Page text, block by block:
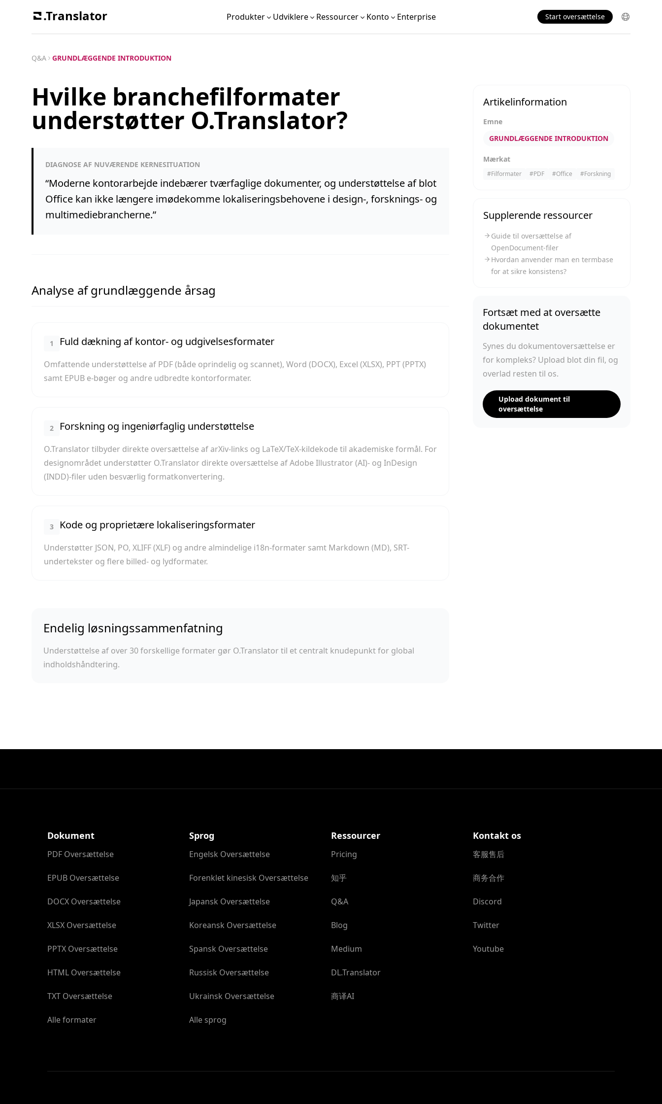
.Translator Produkter Udviklere Ressourcer Konto Enterprise Start oversættelse
Q&A GRUNDLÆGGENDE INTRODUKTION
Hvilke branchefilformater
understøtter O.Translator?
DIAGNOSE AF NUVÆRENDE KERNESITUATION
“Moderne kontorarbejde indebærer tværfaglige dokumenter, og understøttelse af blot
Office kan ikke længere imødekomme lokaliseringsbehovene i design-, forsknings- og
multimediebrancherne.”
Analyse af grundlæggende årsag
1 Fuld dækning af kontor- og udgivelsesformater
Omfattende understøttelse af PDF (både oprindelig og scannet), Word (DOCX), Excel (XLSX), PPT (PPTX)
samt EPUB e-bøger og andre udbredte kontorformater.
2 Forskning og ingeniørfaglig understøttelse
O.Translator tilbyder direkte oversættelse af arXiv-links og LaTeX/TeX-kildekode til akademiske formål. For
designområdet understøtter O.Translator direkte oversættelse af Adobe Illustrator (AI)- og InDesign
(INDD)-filer uden besværlig formatkonvertering.
3 Kode og proprietære lokaliseringsformater
Understøtter JSON, PO, XLIFF (XLF) og andre almindelige i18n-formater samt Markdown (MD), SRT-
undertekster og flere billed- og lydformater.
Endelig løsningssammenfatning
Understøttelse af over 30 forskellige formater gør O.Translator til et centralt knudepunkt for global
indholdshåndtering.
Artikelinformation
Emne
GRUNDLÆGGENDE INTRODUKTION
Mærkat
#Filformater #PDF #Office #Forskning
Supplerende ressourcer
Guide til oversættelse af
OpenDocument-filer
Hvordan anvender man en termbase
for at sikre konsistens?
Fortsæt med at oversætte
dokumentet
Synes du dokumentoversættelse er
for kompleks? Upload blot din fil, og
overlad resten til os.
Upload dokument til
oversættelse
Dokument
PDF Oversættelse
EPUB Oversættelse
DOCX Oversættelse
XLSX Oversættelse
PPTX Oversættelse
HTML Oversættelse
TXT Oversættelse
Alle formater
Sprog
Engelsk Oversættelse
Forenklet kinesisk Oversættelse
Japansk Oversættelse
Koreansk Oversættelse
Spansk Oversættelse
Russisk Oversættelse
Ukrainsk Oversættelse
Alle sprog
Ressourcer
Pricing
知乎
Q&A
Blog
Medium
DL.Translator
商译AI
Kontakt os
客服售后
商务合作
Discord
Twitter
Youtube